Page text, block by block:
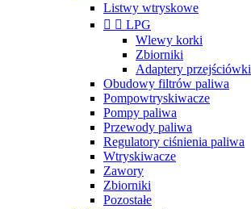
Listwy wtryskowe
  LPG
Wlewy korki
Zbiorniki
Adaptery przejściówki
Obudowy filtrów paliwa
Pompowtryskiwacze
Pompy paliwa
Przewody paliwa
Regulatory ciśnienia paliwa
Wtryskiwacze
Zawory
Zbiorniki
Pozostałe